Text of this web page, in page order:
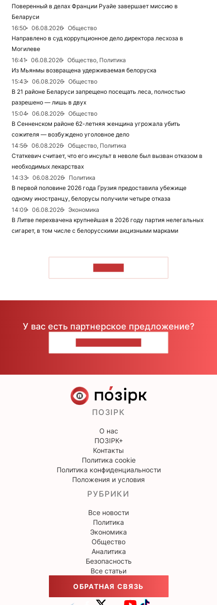
Поверенный в делах Франции Руайе завершает миссию в
Беларуси
16:50
06.08.2026
Общество
Направлено в суд коррупционное дело директора лесхоза в
Могилеве
16:41
06.08.2026
Общество, Политика
Из Мьянмы возвращена удерживаемая белоруска
15:43
06.08.2026
Общество
В 21 районе Беларуси запрещено посещать леса, полностью
разрешено — лишь в двух
15:04
06.08.2026
Общество
В Сенненском районе 62-летняя женщина угрожала убить
сожителя — возбуждено уголовное дело
14:56
06.08.2026
Общество, Политика
Статкевич считает, что его инсульт в неволе был вызван отказом в
необходимых лекарствах
14:33
06.08.2026
Политика
В первой половине 2026 года Грузия предоставила убежище
одному иностранцу, белорусы получили четыре отказа
14:09
06.08.2026
Экономика
В Литве перехвачена крупнейшая в 2026 году партия нелегальных
сигарет, в том числе с белорусскими акцизными марками
У вас есть партнерское предложение?
ПОЗІРК
О нас
ПОЗІРК+
Контакты
Политика cookie
Политика конфиденциальности
Положения и условия
РУБРИКИ
Все новости
Политика
Экономика
Общество
Аналитика
Безопасность
Все статьи
ОБРАТНАЯ СВЯЗЬ